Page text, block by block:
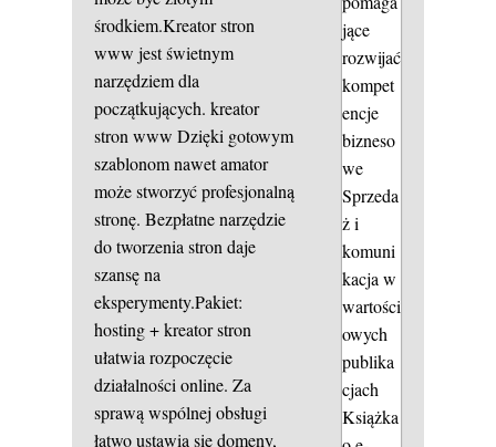
środkiem.Kreator stron
www jest świetnym
narzędziem dla
początkujących. kreator
stron www Dzięki gotowym
szablonom nawet amator
może stworzyć profesjonalną
stronę. Bezpłatne narzędzie
do tworzenia stron daje
szansę na
eksperymenty.Pakiet:
hosting + kreator stron
ułatwia rozpoczęcie
działalności online. Za
sprawą wspólnej obsługi
łatwo ustawia się domeny,
jące
rozwijać
kompet
encje
bizneso
we
Sprzeda
ż i
komuni
kacja w
wartości
owych
publika
cjach
Książka